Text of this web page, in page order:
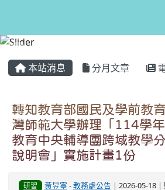
本站消息 分月文章
轉知教育部國民及學前教
灣師範大學辦理「114學
教育中央輔導團跨域教學
說明會」實施計畫1份
研習 黃昱寧 -教務處公告 | 2026-05-18 |